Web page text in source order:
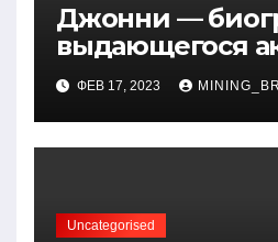
Джонни —
выдающегося
талантливого
артистичность
миллионы
ФЕВ 17, 2023
Uncategorised